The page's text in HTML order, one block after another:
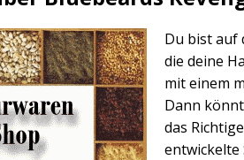
Du bist auf
die deine
mit einem
Dann
das
entwickelte